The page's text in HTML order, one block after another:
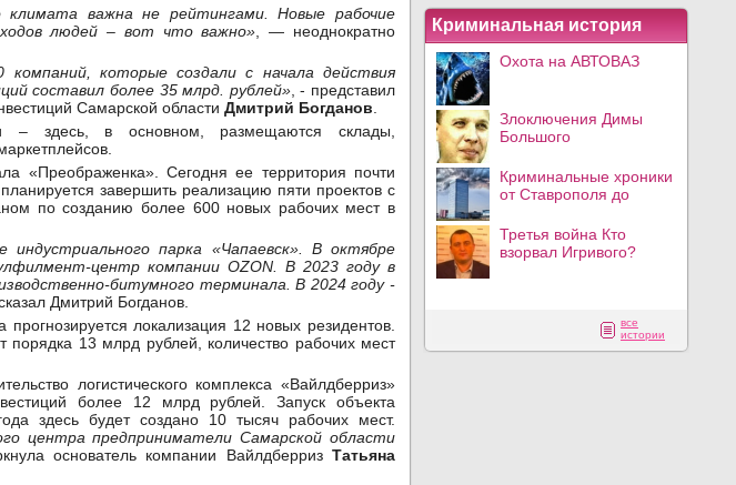
важна не рейтингами. Новые рабочие
людей – вот что важно» , — неоднократно
которые создали с начала действия
составил более 35 млрд. рублей», - представил
Самарской области Дмитрий Богданов
– здесь, в основном, размещаются склады,
«Преображенка». Сегодня ее территория почти
завершить реализацию пяти проектов с
по созданию более 600 новых рабочих мест в
парка «Чапаевск». В октябре
центр компании OZON. В 2023 году в
битумного терминала. В 2024 году -
Дмитрий Богданов.
локализация 12 новых резидентов.
13 млрд рублей, количество рабочих мест
логистического комплекса «Вайлдберриз»
более 12 млрд рублей. Запуск объекта
здесь будет создано 10 тысяч рабочих мест.
центра предприниматели Самарской области
основатель компании ВайлдберризТатьяна
Криминальная история
Охота на АВТОВАЗ
Злоключения Димы
Большого
Криминальные хроники
от Ставрополя до
Третья война Кто
взорвал Игривого?
все
истории